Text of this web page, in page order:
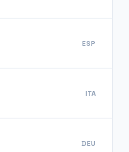
ESP
ITA
DEU